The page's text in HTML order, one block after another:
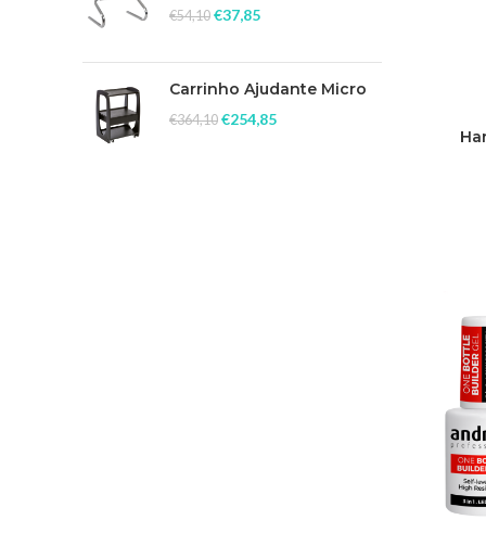
€54,10 €37,85
Carrinho Ajudante Micro
€364,10 €254,85